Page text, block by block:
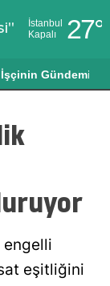
İstanbul
Kapalı
27°
Adıyaman
Ankara
Antalya
Artvin
İşçinin Gündemi
eşitliğini